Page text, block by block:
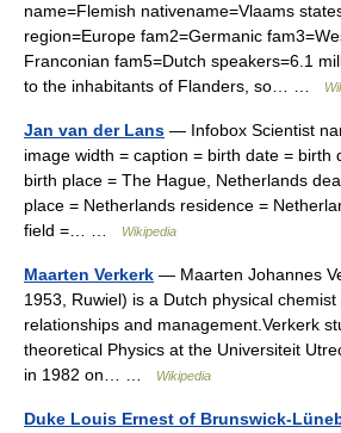
name=Flemish nativename=Vlaams
region=Europe fam2=Germanic
Franconian fam5=Dutch speakers=6.1
to the inhabitants of Flanders, so… …
Jan van der Lans — Infobox Scientist
image width = caption = birth date = birth
birth place = The Hague, Netherlands
place = Netherlands residence =
field =… …
Wikipedia
Maarten Verkerk — Maarten Johannes
1953, Ruwiel) is a Dutch physical
relationships and management.Verkerk
theoretical Physics at the Universiteit
in 1982 on… …
Wikipedia
Duke Louis Ernest of Brunswick-